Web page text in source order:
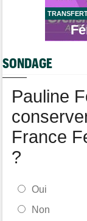
Mont Ventoux
Tour de Pologne
Jan Christen :
Kasia
Joao Almeida
SONDAGE
Pauline
France
?
Oui
Non